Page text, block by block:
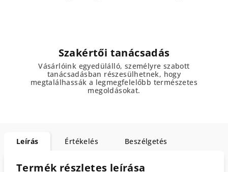
Szakértői tanácsadás
Vásárlóink egyedülálló, személyre szabott
tanácsadásban részesülhetnek, hogy
megtalálhassák a legmegfelelőbb természetes
megoldásokat.
Leírás Értékelés Beszélgetés
Termék részletes leírása